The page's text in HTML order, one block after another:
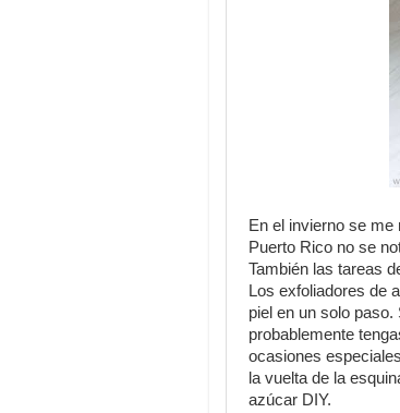
En el invierno se
Puerto Rico no se
También las tareas
Los exfoliadores de
piel en un solo
probablemente
ocasiones
la vuelta de la
azúcar DIY.